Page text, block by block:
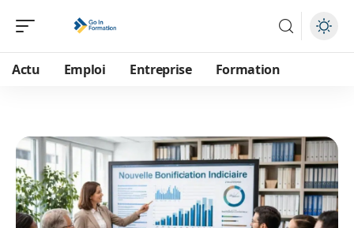
Actu Emploi Entreprise Formation